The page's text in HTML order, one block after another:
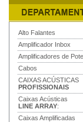
Alto Falantes
Amplificador Inbox
Amplificadores de
Cabos
CAIXAS ACÚSTICAS
PROFISSIONAIS
Caixas Acústicas
LINE ARRAY:
Caixas Amplificadas